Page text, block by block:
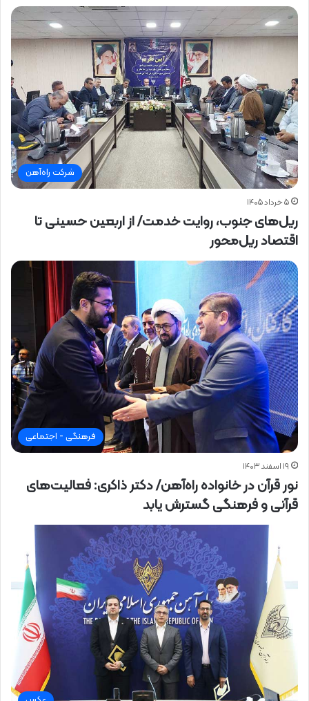
شرکت راه‌آهن
۵ خرداد ۱۴۰۵
ریل‌های جنوب، روایت خدمت/ از اربعین حسینی تا
اقتصاد ریل‌محور
فرهنگی - اجتماعی
۱۹ اسفند ۱۴۰۳
نور قرآن در خانواده راه‌آهن/ دکتر ذاکری: فعالیت‌های
قرآنی و فرهنگی گسترش یابد